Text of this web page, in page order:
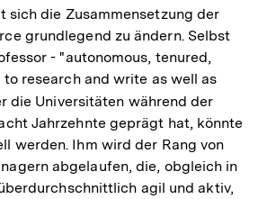
sich die Zusammensetzung der
grundlegend zu ändern. Selbst
- "autonomous, tenured,
research and write as well as
die Universitäten während der
Jahrzehnte geprägt hat, könnte
werden. Ihm wird der Rang von
abgelaufen, die, obgleich in
agil und aktiv,